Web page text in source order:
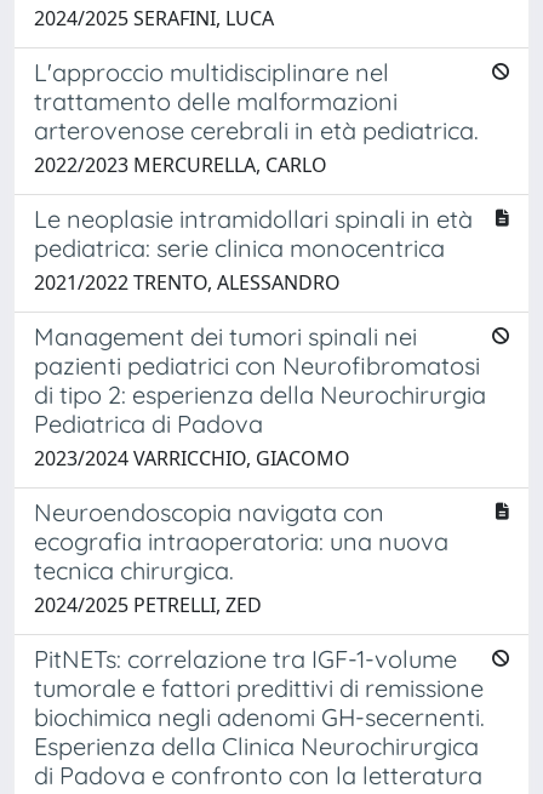
2024/2025 SERAFINI, LUCA
L'approccio multidisciplinare nel
trattamento delle malformazioni
arterovenose cerebrali in età pediatrica.
2022/2023 MERCURELLA, CARLO
Le neoplasie intramidollari spinali in età
pediatrica: serie clinica monocentrica
2021/2022 TRENTO, ALESSANDRO
Management dei tumori spinali nei
pazienti pediatrici con Neurofibromatosi
di tipo 2: esperienza della Neurochirurgia
Pediatrica di Padova
2023/2024 VARRICCHIO, GIACOMO
Neuroendoscopia navigata con
ecografia intraoperatoria: una nuova
tecnica chirurgica.
2024/2025 PETRELLI, ZED
PitNETs: correlazione tra IGF-1-volume
tumorale e fattori predittivi di remissione
biochimica negli adenomi GH-secernenti.
Esperienza della Clinica Neurochirurgica
di Padova e confronto con la letteratura